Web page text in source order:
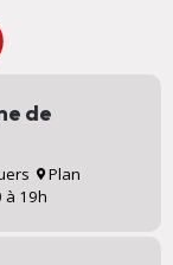
de
Plan
à 19h